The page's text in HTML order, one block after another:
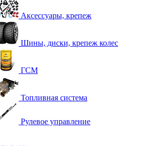
Аксессуары, крепеж
Шины, диски, крепеж колес
ГСМ
Топливная система
Рулевое управление